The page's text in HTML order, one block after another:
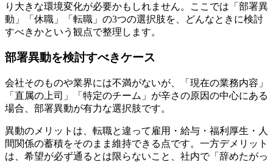
り大きな環境変化が必要かもしれません。ここでは「部署異
動」「休職」「転職」の3つの選択肢を、どんなときに検討
すべきかという観点で整理します。
部署異動を検討すべきケース
会社そのものや業界には不満がないが、「現在の業務内容」
「直属の上司」「特定のチーム」が辛さの原因の中心にある
場合、部署異動が有力な選択肢です。
異動のメリットは、転職と違って雇用・給与・福利厚生・人
間関係の蓄積をそのまま維持できる点です。一方デメリット
は、希望が必ず通るとは限らないこと、社内で「辞めたがっ